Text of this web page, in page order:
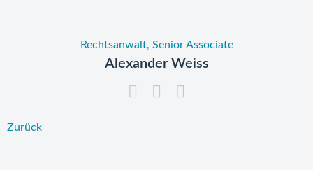
Rechtsanwalt, Senior Associate
Alexander Weiss
Zurück